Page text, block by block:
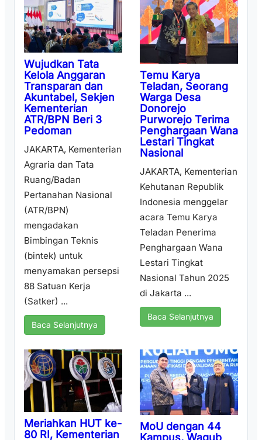
Wujudkan Tata
Kelola Anggaran
Transparan dan
Akuntabel, Sekjen
Kementerian
ATR/BPN Beri 3
Pedoman
JAKARTA, Kementerian
Agraria dan Tata
Ruang/Badan
Pertanahan Nasional
(ATR/BPN)
mengadakan
Bimbingan Teknis
(bintek) untuk
menyamakan persepsi
88 Satuan Kerja
(Satker) ...
Baca Selanjutnya
Temu Karya
Teladan, Seorang
Warga Desa
Donorejo
Purworejo Terima
Penghargaan Wana
Lestari Tingkat
Nasional
JAKARTA, Kementerian
Kehutanan Republik
Indonesia menggelar
acara Temu Karya
Teladan Penerima
Penghargaan Wana
Lestari Tingkat
Nasional Tahun 2025
di Jakarta ...
Baca Selanjutnya
Meriahkan HUT ke-
80 RI, Kementerian
MoU dengan 44